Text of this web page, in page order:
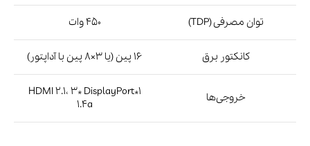
توان مصرفی (TDP) 450 وات
کانکتور برق 16 پین (یا 3×8 پین با آداپتور)
خروجی‌ها
1*HDMI 2.1، 3* DisplayPort
1.4a